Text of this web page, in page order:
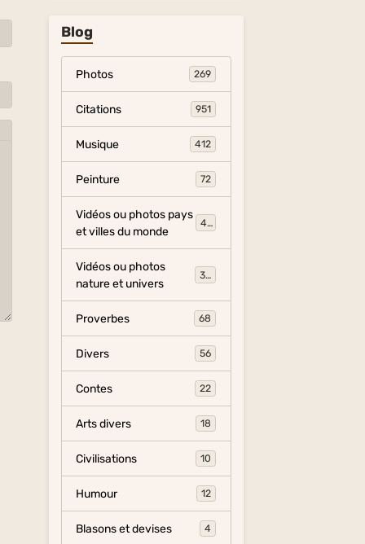
Blog
Photos 269
Citations 951
Musique 412
Peinture 72
Vidéos ou photos pays
et villes du monde
454
Vidéos ou photos
nature et univers
325
Proverbes 68
Divers 56
Contes 22
Arts divers 18
Civilisations 10
Humour 12
Blasons et devises 4